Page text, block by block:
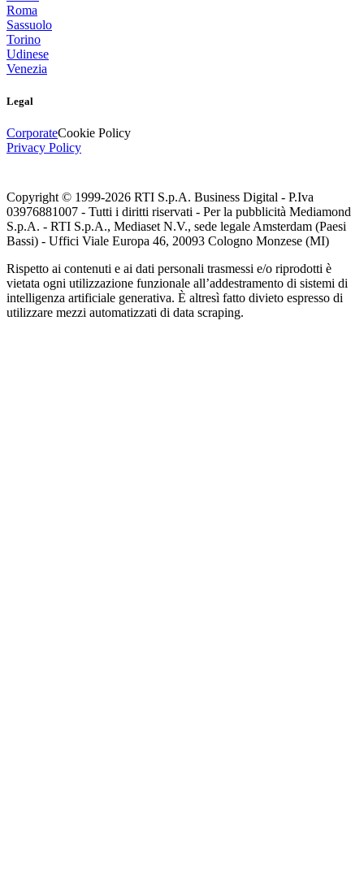
Roma
Sassuolo
Torino
Udinese
Venezia
Legal
CorporateCookie Policy
Privacy Policy
Copyright © 1999-2026 RTI S.p.A. Business Digital - P.Iva
03976881007 - Tutti i diritti riservati - Per la pubblicità Mediamond
S.p.A. - RTI S.p.A., Mediaset N.V., sede legale Amsterdam (Paesi
Bassi) - Uffici Viale Europa 46, 20093 Cologno Monzese (MI)
Rispetto ai contenuti e ai dati personali trasmessi e/o riprodotti è
vietata ogni utilizzazione funzionale all’addestramento di sistemi di
intelligenza artificiale generativa. È altresì fatto divieto espresso di
utilizzare mezzi automatizzati di data scraping.